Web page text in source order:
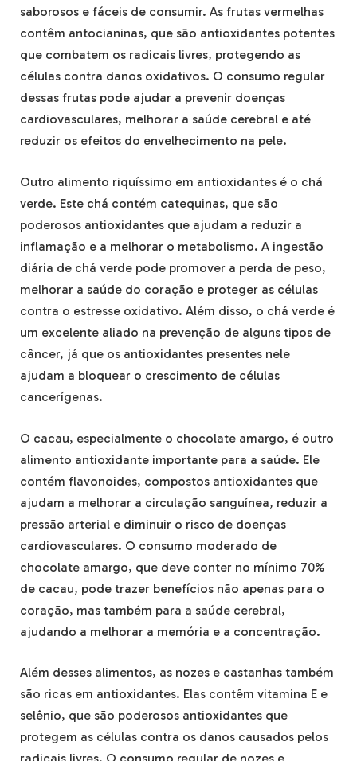
saborosos e fáceis de consumir. As frutas vermelhas
contêm antocianinas, que são antioxidantes potentes
que combatem os radicais livres, protegendo as
células contra danos oxidativos. O consumo regular
dessas frutas pode ajudar a prevenir doenças
cardiovasculares, melhorar a saúde cerebral e até
reduzir os efeitos do envelhecimento na pele.
Outro alimento riquíssimo em antioxidantes é o chá
verde. Este chá contém catequinas, que são
poderosos antioxidantes que ajudam a reduzir a
inflamação e a melhorar o metabolismo. A ingestão
diária de chá verde pode promover a perda de peso,
melhorar a saúde do coração e proteger as células
contra o estresse oxidativo. Além disso, o chá verde é
um excelente aliado na prevenção de alguns tipos de
câncer, já que os antioxidantes presentes nele
ajudam a bloquear o crescimento de células
cancerígenas.
O cacau, especialmente o chocolate amargo, é outro
alimento antioxidante importante para a saúde. Ele
contém flavonoides, compostos antioxidantes que
ajudam a melhorar a circulação sanguínea, reduzir a
pressão arterial e diminuir o risco de doenças
cardiovasculares. O consumo moderado de
chocolate amargo, que deve conter no mínimo 70%
de cacau, pode trazer benefícios não apenas para o
coração, mas também para a saúde cerebral,
ajudando a melhorar a memória e a concentração.
Além desses alimentos, as nozes e castanhas também
são ricas em antioxidantes. Elas contêm vitamina E e
selênio, que são poderosos antioxidantes que
protegem as células contra os danos causados pelos